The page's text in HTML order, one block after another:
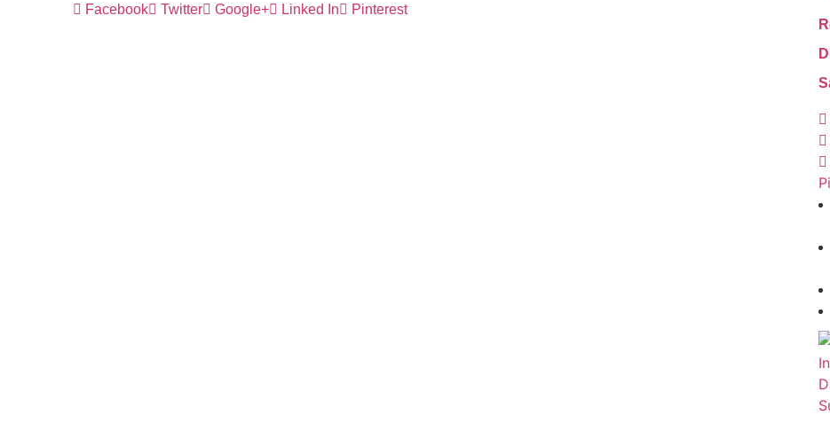
Facebook Twitter Google+ Linked In Pinterest